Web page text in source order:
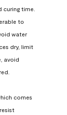
time.
to
water
dry, limit
avoid
comes